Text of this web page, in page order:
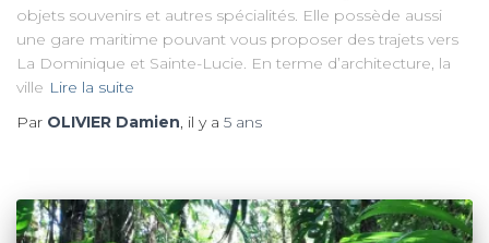
objets souvenirs et autres spécialités. Elle possède aussi
une gare maritime pouvant vous proposer des trajets vers
La Dominique et Sainte-Lucie. En terme d’architecture, la
ville Lire la suite
Par OLIVIER Damien, il y a 5 ans